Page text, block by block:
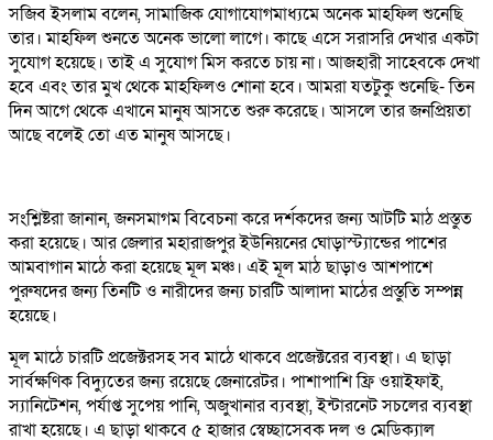
সজিব ইসলাম বলেন, সামাজিক যোগাযোগমাধ্যমে অনেক মাহফিল শুনেছি
তার। মাহফিল শুনতে অনেক ভালো লাগে। কাছে এসে সরাসরি দেখার একটা
সুযোগ হয়েছে। তাই এ সুযোগ মিস করতে চায় না। আজহারী সাহেবকে দেখা
হবে এবং তার মুখ থেকে মাহফিলও শোনা হবে। আমরা যতটুকু শুনেছি- তিন
দিন আগে থেকে এখানে মানুষ আসতে শুরু করেছে। আসলে তার জনপ্রিয়তা
আছে বলেই তো এত মানুষ আসছে।
সংশ্লিষ্টরা জানান, জনসমাগম বিবেচনা করে দর্শকদের জন্য আটটি মাঠ প্রস্তুত
করা হয়েছে। আর জেলার মহারাজপুর ইউনিয়নের ঘোড়াস্ট্যান্ডের পাশের
আমবাগান মাঠে করা হয়েছে মূল মঞ্চ। এই মূল মাঠ ছাড়াও আশপাশে
পুরুষদের জন্য তিনটি ও নারীদের জন্য চারটি আলাদা মাঠের প্রস্তুতি সম্পন্ন
হয়েছে।
মূল মাঠে চারটি প্রজেক্টরসহ সব মাঠে থাকবে প্রজেক্টরের ব্যবস্থা। এ ছাড়া
সার্বক্ষণিক বিদ্যুতের জন্য রয়েছে জেনারেটর। পাশাপাশি ফ্রি ওয়াইফাই,
স্যানিটেশন, পর্যাপ্ত সুপেয় পানি, অজুখানার ব্যবস্থা, ইন্টারনেট সচলের ব্যবস্থা
রাখা হয়েছে। এ ছাড়া থাকবে ৫ হাজার স্বেচ্ছাসেবক দল ও মেডিক্যাল